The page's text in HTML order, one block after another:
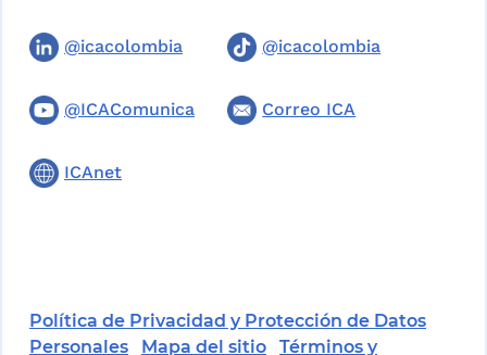
@icacolombia @icacolombia
@ICAComunica Correo ICA
ICAnet
Política de Privacidad y Protección de Datos
Personales
Mapa del sitio Términos y